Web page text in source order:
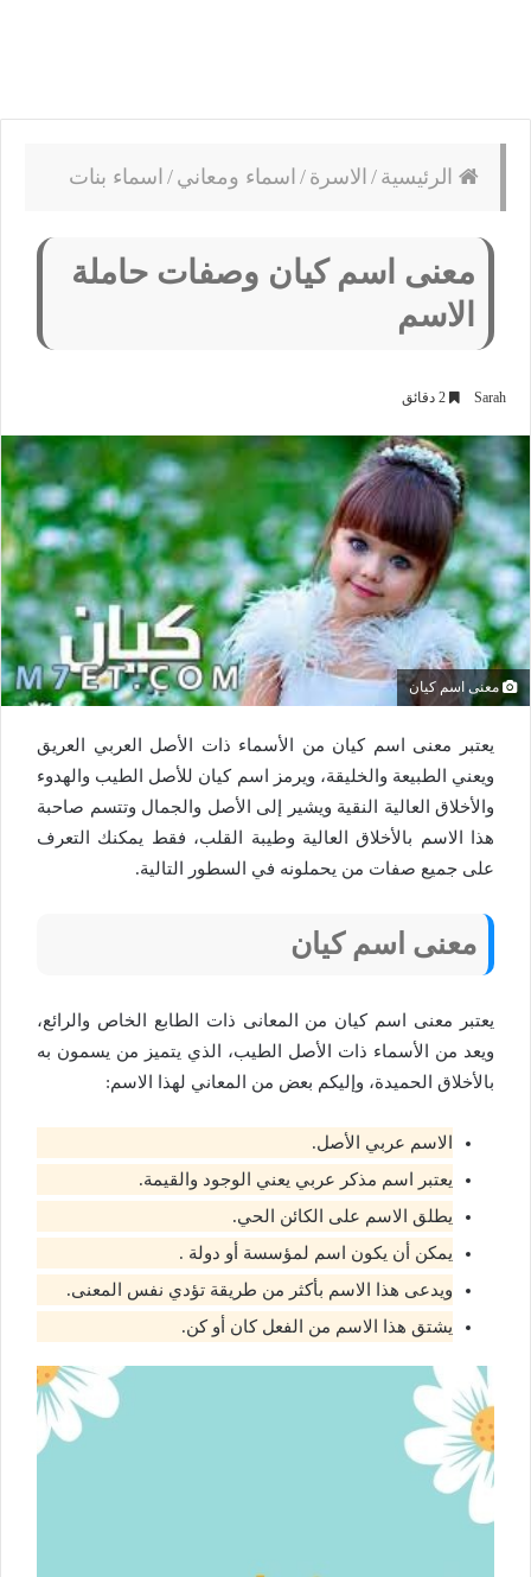
الرئيسية / الاسرة / اسماء ومعاني / اسماء بنات
معنى اسم كيان وصفات حاملة
الاسم
Sarah
معنى اسم كيان
يعتبر معنى اسم كيان من الأسماء ذات الأصل العربي العريق
ويعني الطبيعة والخليقة، ويرمز اسم كيان للأصل الطيب والهدوء
والأخلاق العالية النقية ويشير إلى الأصل والجمال وتتسم صاحبة
هذا الاسم بالأخلاق العالية وطيبة القلب، فقط يمكنك التعرف
على جميع صفات من يحملونه في السطور التالية.
معنى اسم كيان
يعتبر معنى اسم كيان من المعانى ذات الطابع الخاص والرائع،
ويعد من الأسماء ذات الأصل الطيب، الذي يتميز من يسمون به
بالأخلاق الحميدة، وإليكم بعض من المعاني لهذا الاسم:
الاسم عربي الأصل.
يعتبر اسم مذكر عربي يعني الوجود والقيمة.
يطلق الاسم على الكائن الحي.
يمكن أن يكون اسم لمؤسسة أو دولة .
ويدعى هذا الاسم بأكثر من طريقة تؤدي نفس المعنى.
يشتق هذا الاسم من الفعل كان أو كن.